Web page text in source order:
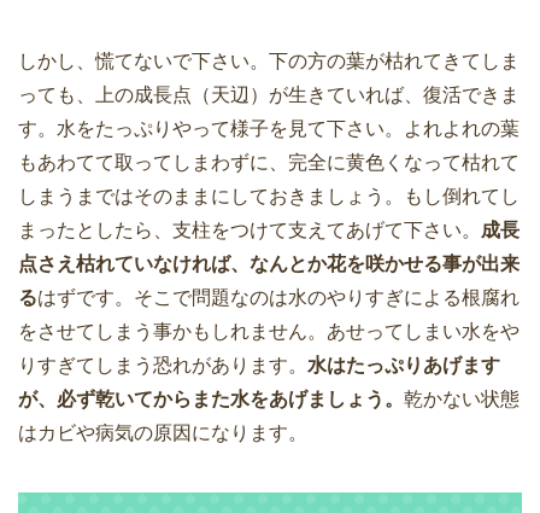
しかし、慌てないで下さい。下の方の葉が枯れてきてしま
っても、上の成長点（天辺）が生きていれば、復活できま
す。水をたっぷりやって様子を見て下さい。よれよれの葉
もあわてて取ってしまわずに、完全に黄色くなって枯れて
しまうまではそのままにしておきましょう。もし倒れてし
まったとしたら、支柱をつけて支えてあげて下さい。 成長
点さえ枯れていなければ、なんとか花を咲かせる事が出来
るはずです。そこで問題なのは水のやりすぎによる根腐れ
をさせてしまう事かもしれません。あせってしまい水をや
りすぎてしまう恐れがあります。 水はたっぷりあげます
が、必ず乾いてからまた水をあげましょう。 乾かない状態
はカビや病気の原因になります。